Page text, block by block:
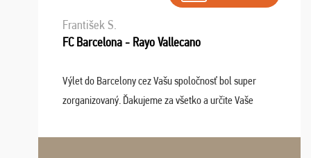
František S.
FC Barcelona - Rayo Vallecano
Výlet do Barcelony cez Vašu spoločnosť bol super
zorganizovaný. Ďakujeme za všetko a určite Vaše